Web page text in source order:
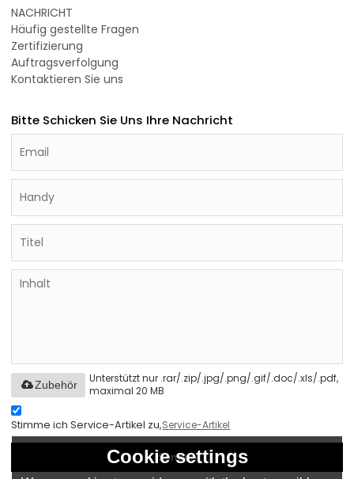
NACHRICHT
Häufig gestellte Fragen
Zertifizierung
Auftragsverfolgung
Kontaktieren Sie uns
Bitte Schicken Sie Uns Ihre Nachricht
Unterstützt nur .rar/.zip/.jpg/.png/.gif/.doc/.xls/.pdf,
maximal 20 MB
Zubehör
Stimme ich Service-Artikel zu,Service-Artikel
Senden
Cookie settings